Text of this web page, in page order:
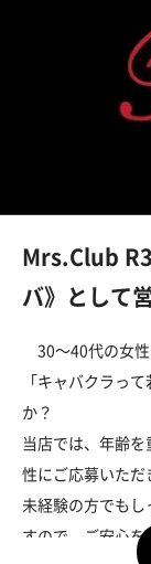
Mrs.Club
バ》として
30～40代の女性
「キャバクラっ
か？
当店では、年齢
性にご応募いただ
未経験の方でも
すので、ご安心を♪